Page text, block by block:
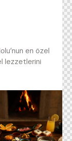
en özel
lezzetlerini